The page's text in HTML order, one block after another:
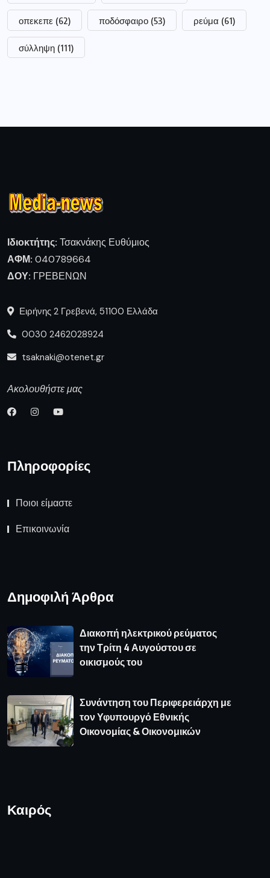
οπεκεπε (62) ποδόσφαιρο (53) ρεύμα (61)
σύλληψη (111)
Ιδιοκτήτης: Τσακνάκης Ευθύμιος
ΑΦΜ: 040789664
ΔΟΥ: ΓΡΕΒΕΝΩΝ
Ειρήνης 2 Γρεβενά, 51100 Ελλάδα
0030 2462028924
tsaknaki@otenet.gr
Ακολουθήστε μας
Πληροφορίες
Ποιοι είμαστε
Επικοινωνία
Δημοφιλή Άρθρα
Διακοπή ηλεκτρικού ρεύματος
την Τρίτη 4 Αυγούστου σε
οικισμούς του
Συνάντηση του Περιφερειάρχη με
τον Υφυπουργό Εθνικής
Οικονομίας & Οικονομικών
Καιρός